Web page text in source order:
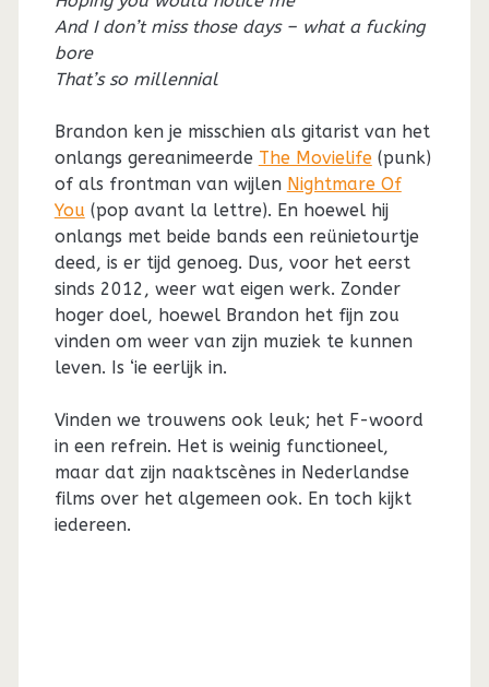
And I don’t miss those days – what a fucking
bore
That’s so millennial
Brandon ken je misschien als gitarist van het
onlangs gereanimeerde The Movielife(punk)
of als frontman van wijlen Nightmare Of
You (pop avant la lettre). En hoewel hij
onlangs met beide bands een reünietourtje
deed, is er tijd genoeg. Dus, voor het eerst
sinds 2012, weer wat eigen werk. Zonder
hoger doel, hoewel Brandon het fijn zou
vinden om weer van zijn muziek te kunnen
leven. Is ‘ie eerlijk in.
Vinden we trouwens ook leuk; het F-woord
in een refrein. Het is weinig functioneel,
maar dat zijn naaktscènes in Nederlandse
films over het algemeen ook. En toch kijkt
iedereen.